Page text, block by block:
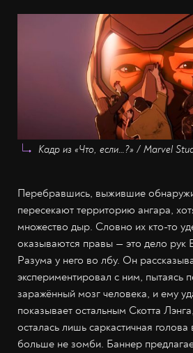
Кадр из «Что, если…?» / Marvel
Перебравшись, выжившие
пересекают территорию ангара,
множество дыр. Словно их кто-то
оказываются правы — это дело рук
Разума у него во лбу. Он
экспериментировал с ним, пытаясь
заражённый мозг человека, и ему
показывает остальным Скотта
осталась лишь саркастичная голова
больше не зомби. Баннер